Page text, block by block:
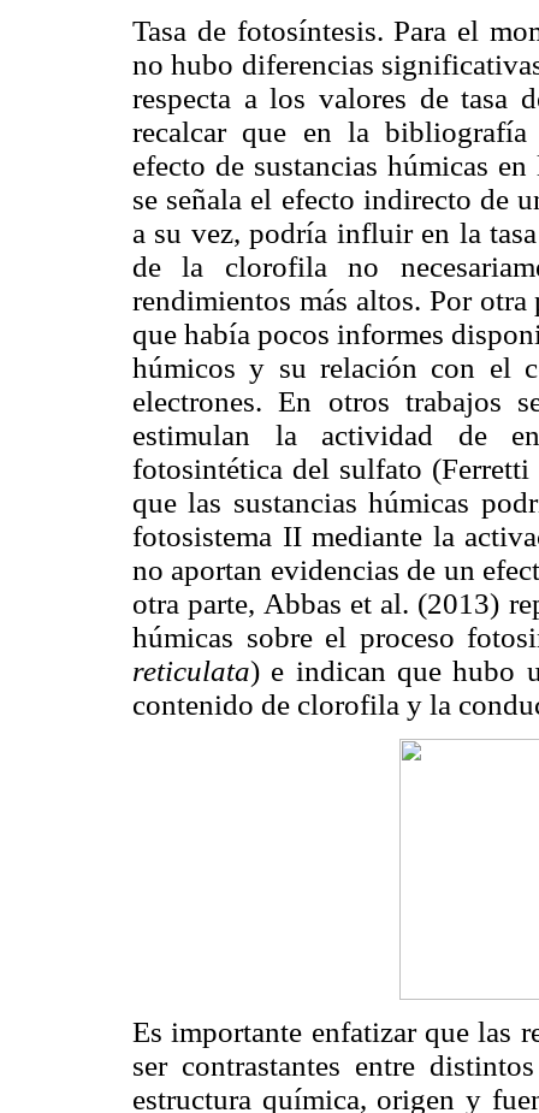
Tasa de fotosíntesis. Para el
no hubo diferencias
respecta a los valores de tasa
recalcar que en la
efecto de sustancias húmicas
se señala el efecto indirecto de
a su vez, podría influir en la
de la clorofila no
rendimientos más altos. Por
que había pocos informes
húmicos y su relación con el
electrones. En otros trabajos
estimulan la actividad de
fotosintética del sulfato
que las sustancias húmicas
fotosistema II mediante la
no aportan evidencias de un
otra parte, Abbas et al. (2013)
húmicas sobre el proceso
reticulata) e indican que hubo
contenido de clorofila y la
Es importante enfatizar que las
ser contrastantes entre
estructura química, origen y